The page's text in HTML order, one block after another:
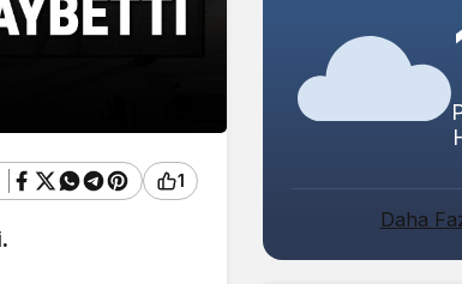
1
Daha